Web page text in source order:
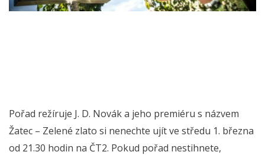
Pořad režíruje J. D. Novák a jeho premiéru s názvem
Žatec – Zelené zlato si nenechte ujít ve středu 1. března
od 21.30 hodin na ČT2. Pokud pořad nestihnete,